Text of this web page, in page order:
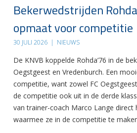
Bekerwedstrijden
opmaat voor competitie
30 JULI 2026 | NIEUWS
De KNVB koppelde Rohda’76 in de
Oegstgeest en Vredenburch. Een
competitie, want zowel FC
de competitie ook uit in de derde
van trainer-coach Marco Lange direct
waarmee ze in de competitie te